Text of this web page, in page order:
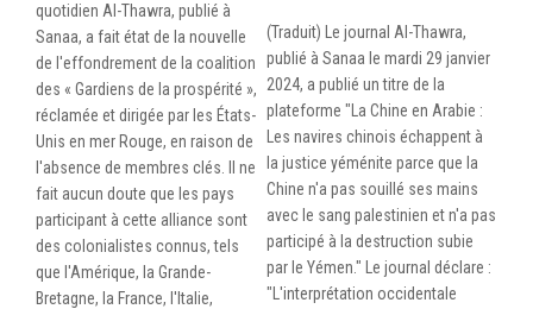
quotidien Al-Thawra, publié à
Sanaa, a fait état de la nouvelle
de l'effondrement de la coalition
des « Gardiens de la prospérité »,
réclamée et dirigée par les États-
Unis en mer Rouge, en raison de
l'absence de membres clés. Il ne
fait aucun doute que les pays
participant à cette alliance sont
des colonialistes connus, tels
que l'Amérique, la Grande-
Bretagne, la France, l'Italie,
(Traduit) Le journal Al-Thawra,
publié à Sanaa le mardi 29 janvier
2024, a publié un titre de la
plateforme "La Chine en Arabie :
Les navires chinois échappent à
la justice yéménite parce que la
Chine n'a pas souillé ses mains
avec le sang palestinien et n'a pas
participé à la destruction subie
par le Yémen." Le journal déclare :
"L'interprétation occidentale